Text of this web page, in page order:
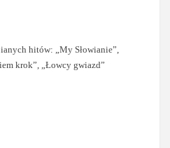
hitów: „My Słowianie”,
krok”, „Łowcy gwiazd”